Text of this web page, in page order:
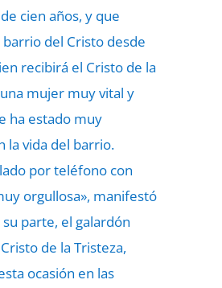
cien años, y que
del Cristo desde
recibirá el Cristo de la
mujer muy vital y
ha estado muy
la vida del barrio.
por teléfono con
orgullosa», manifestó
parte, el galardón
de la Tristeza,
ocasión en las